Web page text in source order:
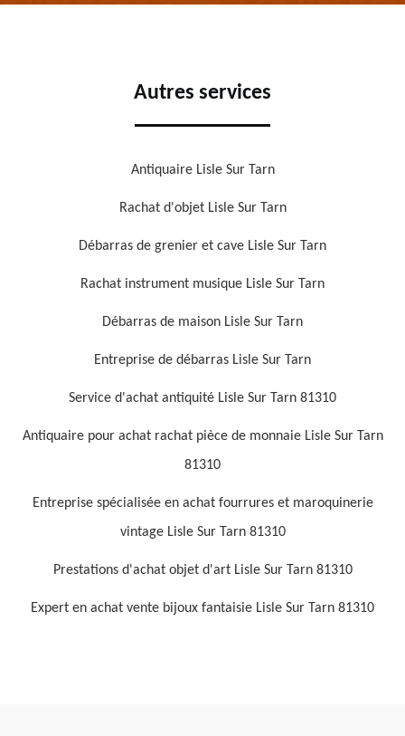
Autres services
Antiquaire Lisle Sur Tarn
Rachat d'objet Lisle Sur Tarn
Débarras de grenier et cave Lisle Sur Tarn
Rachat instrument musique Lisle Sur Tarn
Débarras de maison Lisle Sur Tarn
Entreprise de débarras Lisle Sur Tarn
Service d'achat antiquité Lisle Sur Tarn 81310
Antiquaire pour achat rachat pièce de monnaie Lisle Sur Tarn
81310
Entreprise spécialisée en achat fourrures et maroquinerie
vintage Lisle Sur Tarn 81310
Prestations d'achat objet d'art Lisle Sur Tarn 81310
Expert en achat vente bijoux fantaisie Lisle Sur Tarn 81310